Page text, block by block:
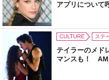
アプリについて
CULTURE ステ
テイラーのメド
マンスも！